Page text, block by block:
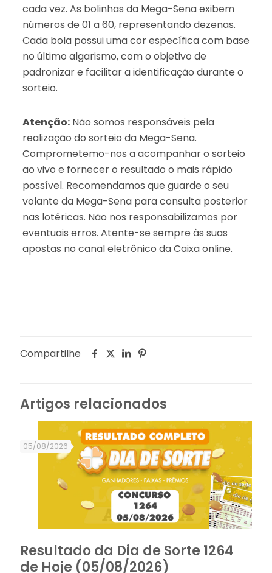
cada vez. As bolinhas da Mega-Sena exibem
números de 01 a 60, representando dezenas.
Cada bola possui uma cor específica com base
no último algarismo, com o objetivo de
padronizar e facilitar a identificação durante o
sorteio.
Atenção:Não somos responsáveis pela
realização do sorteio da Mega-Sena.
Comprometemo-nos a acompanhar o sorteio
ao vivo e fornecer o resultado o mais rápido
possível. Recomendamos que guarde o seu
volante da Mega-Sena para consulta posterior
nas lotéricas. Não nos responsabilizamos por
eventuais erros. Atente-se sempre às suas
apostas no canal eletrônico da Caixa online.
Compartilhe
Artigos relacionados
05/08/2026
Resultado da Dia de Sorte 1264
de Hoje (05/08/2026)